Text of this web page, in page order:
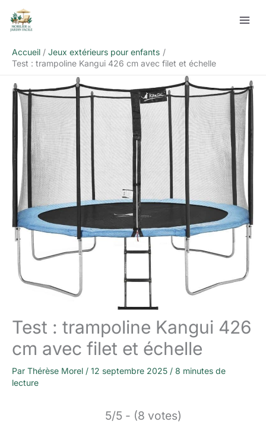
Accueil
Jeux extérieurs pour enfants
Test : trampoline Kangui 426 cm avec filet et échelle
Test : trampoline Kangui 426
cm avec filet et échelle
Par Thérèse Morel / 12 septembre 2025 / 8 minutes de
lecture
5/5 - (8 votes)
Rechercher